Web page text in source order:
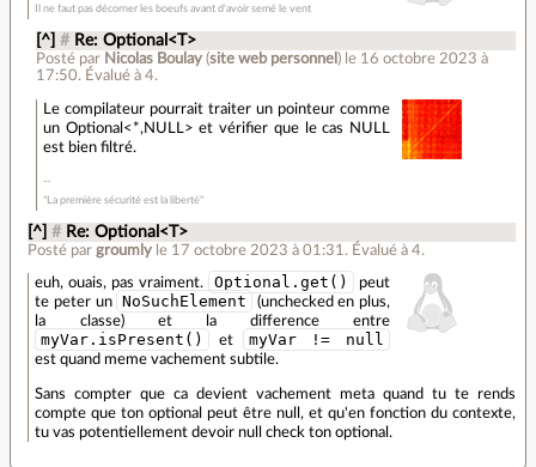
Il ne faut pas décorner les boeufs avant d'avoir semé le vent
[^] # Re: Optional<T>
Posté par Nicolas Boulay(site web personnel ) le 16 octobre 2023 à
17:50. Évalué à 4.
Le compilateur pourrait traiter un pointeur comme
un Optional<*,NULL> et vérifier que le cas NULL
est bien filtré.
"La première sécurité est la liberté"
[^] # Re: Optional<T>
Posté pargroumly le 17 octobre 2023 à 01:31 . Évalué à4.
euh, ouais, pas vraiment. Optional.get()
peut
te peter un
NoSuchElement
(unchecked en plus,
la classe) et la difference entre
myVar.isPresent() et myVar != null
est quand meme vachement subtile.
Sans compter que ca devient vachement meta quand tu te rends
compte que ton optional peut être null, et qu'en fonction du contexte,
tu vas potentiellement devoir null check ton optional.